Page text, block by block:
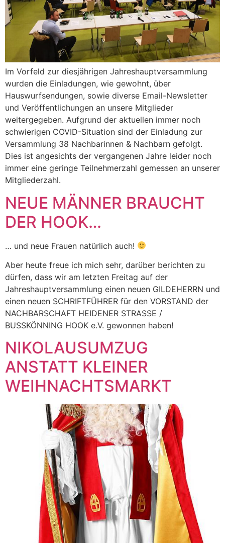
Im Vorfeld zur diesjährigen Jahreshauptversammlung
wurden die Einladungen, wie gewohnt, über
Hauswurfsendungen, sowie diverse Email-Newsletter
und Veröffentlichungen an unsere Mitglieder
weitergegeben. Aufgrund der aktuellen immer noch
schwierigen COVID-Situation sind der Einladung zur
Versammlung 38 Nachbarinnen & Nachbarn gefolgt.
Dies ist angesichts der vergangenen Jahre leider noch
immer eine geringe Teilnehmerzahl gemessen an unserer
Mitgliederzahl.
NEUE MÄNNER BRAUCHT
DER HOOK…
… und neue Frauen natürlich auch!
Aber heute freue ich mich sehr, darüber berichten zu
dürfen, dass wir am letzten Freitag auf der
Jahreshauptversammlung einen neuen GILDEHERRN und
einen neuen SCHRIFTFÜHRER für den VORSTAND der
NACHBARSCHAFT HEIDENER STRASSE /
BUSSKÖNNING HOOK e.V. gewonnen haben!
NIKOLAUSUMZUG
ANSTATT KLEINER
WEIHNACHTSMARKT